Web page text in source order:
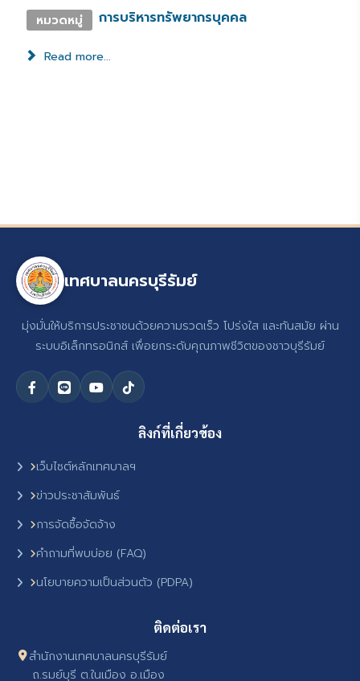
หมวดหมู่ การบริหารทรัพยากรบุคคล
Read more...
เทศบาลนครบุรีรัมย์
มุ่งมั่นให้บริการประชาชนด้วยความรวดเร็ว โปร่งใส และทันสมัย ผ่าน
ระบบอิเล็กทรอนิกส์ เพื่อยกระดับคุณภาพชีวิตของชาวบุรีรัมย์
ลิงก์ที่เกี่ยวข้อง
เว็บไซต์หลักเทศบาลฯ
ข่าวประชาสัมพันธ์
การจัดซื้อจัดจ้าง
คำถามที่พบบ่อย (FAQ)
นโยบายความเป็นส่วนตัว (PDPA)
ติดต่อเรา
สำนักงานเทศบาลนครบุรีรัมย์
ถ.รมย์บุรี ต.ในเมือง อ.เมือง